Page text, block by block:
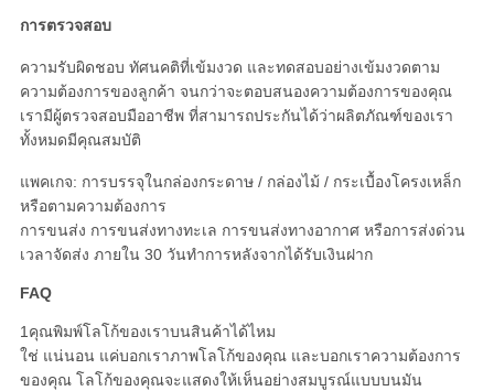
การตรวจสอบ
ความรับผิดชอบ ทัศนคติที่เข้มงวด และทดสอบอย่างเข้มงวดตาม
ความต้องการของลูกค้า จนกว่าจะตอบสนองความต้องการของคุณ
เรามีผู้ตรวจสอบมืออาชีพ ที่สามารถประกันได้ว่าผลิตภัณฑ์ของเรา
ทั้งหมดมีคุณสมบัติ
แพคเกจ: การบรรจุในกล่องกระดาษ / กล่องไม้ / กระเบื้องโครงเหล็ก
หรือตามความต้องการ
การขนส่ง การขนส่งทางทะเล การขนส่งทางอากาศ หรือการส่งด่วน
เวลาจัดส่ง ภายใน 30 วันทําการหลังจากได้รับเงินฝาก
FAQ
1คุณพิมพ์โลโก้ของเราบนสินค้าได้ไหม
ใช่ แน่นอน แค่บอกเราภาพโลโก้ของคุณ และบอกเราความต้องการ
ของคุณ โลโก้ของคุณจะแสดงให้เห็นอย่างสมบูรณ์แบบบนมัน